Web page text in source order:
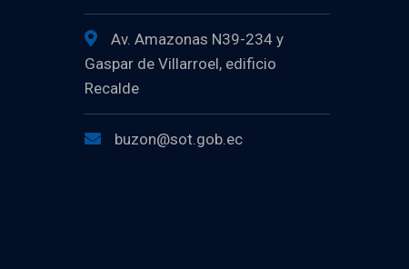
Av. Amazonas N39-234 y
Gaspar de Villarroel, edificio
Recalde
buzon@sot.gob.ec